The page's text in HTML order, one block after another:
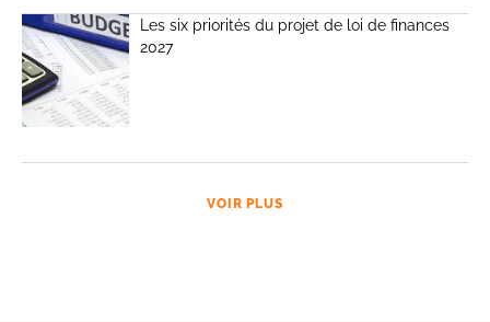
Les six priorités du projet de loi de finances
2027
VOIR PLUS